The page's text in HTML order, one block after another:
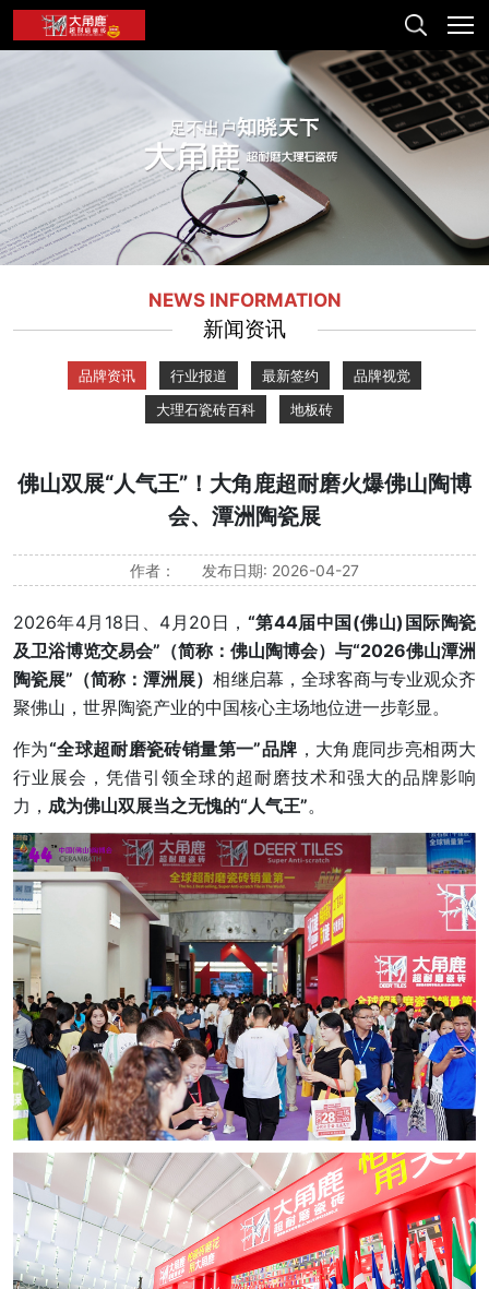
NEWS INFORMATION
新闻资讯
品牌资讯 行业报道 最新签约
品牌视觉
大理石瓷砖百科
地板砖
佛山双展“人气王”！大角鹿超耐磨火爆佛山陶博
会、潭洲陶瓷展
作者： 发布日期: 2026-04-27
2026年4月18日、4月20日， “第44届中国(佛山)国际陶瓷
及卫浴博览交易会”（简称：佛山陶博会）与“2026佛山潭洲
陶瓷展”（简称：潭洲展）相继启幕，全球客商与专业观众齐
聚佛山，世界陶瓷产业的中国核心主场地位进一步彰显。
作为“全球超耐磨瓷砖销量第一”品牌 ，大角鹿同步亮相两大
行业展会，凭借引领全球的超耐磨技术和强大的品牌影响
力， 成为佛山双展当之无愧的“人气王”。